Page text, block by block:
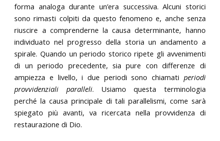
forma analoga durante un’era successiva. Alcuni storici
sono rimasti colpiti da questo fenomeno e, anche senza
riuscire a comprenderne la causa determinante, hanno
individuato nel progresso della storia un andamento a
spirale. Quando un periodo storico ripete gli avvenimenti
di un periodo precedente, sia pure con differenze di
ampiezza e livello, i due periodi sono chiamati periodi
provvidenziali paralleli. Usiamo questa terminologia
perché la causa principale di tali parallelismi, come sarà
spiegato più avanti, va ricercata nella provvidenza di
restaurazione di Dio.